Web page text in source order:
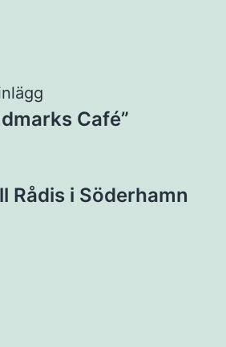
Café”
Rådis i Söderhamn